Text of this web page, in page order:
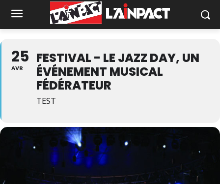
25
AVR
FESTIVAL - LE JAZZ DAY, UN
ÉVÉNEMENT MUSICAL
FÉDÉRATEUR
TEST